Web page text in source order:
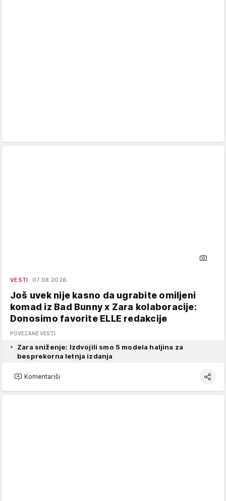
VESTI 07.08.2026.
Još uvek nije kasno da ugrabite omiljeni
komad iz Bad Bunny x Zara kolaboracije:
Donosimo favorite ELLE redakcije
POVEZANE VESTI
Zara sniženje: Izdvojili smo 5 modela haljina za
besprekorna letnja izdanja
Komentariši